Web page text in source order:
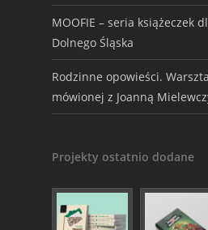
MOOFIE – seria książeczek
Dolnego Śląska
Rodzinne opowieści.
mówionej z Joanną
Projekty ostatnio dodane